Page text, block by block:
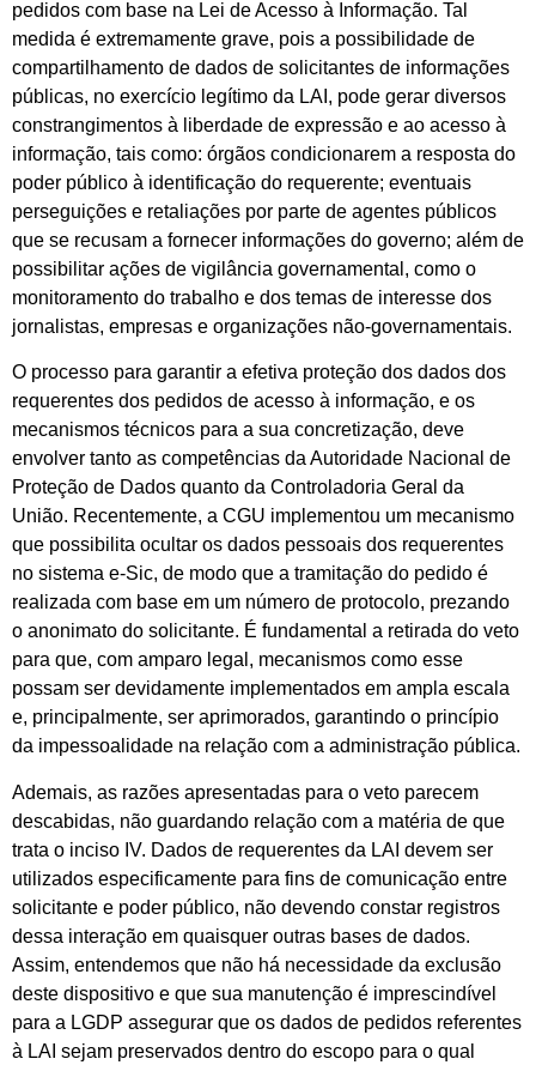
pedidos com base na Lei de Acesso à Informação. Tal
medida é extremamente grave, pois a possibilidade de
compartilhamento de dados de solicitantes de informações
públicas, no exercício legítimo da LAI, pode gerar diversos
constrangimentos à liberdade de expressão e ao acesso à
informação, tais como: órgãos condicionarem a resposta do
poder público à identificação do requerente; eventuais
perseguições e retaliações por parte de agentes públicos
que se recusam a fornecer informações do governo; além de
possibilitar ações de vigilância governamental, como o
monitoramento do trabalho e dos temas de interesse dos
jornalistas, empresas e organizações não-governamentais.
O processo para garantir a efetiva proteção dos dados dos
requerentes dos pedidos de acesso à informação, e os
mecanismos técnicos para a sua concretização, deve
envolver tanto as competências da Autoridade Nacional de
Proteção de Dados quanto da Controladoria Geral da
União. Recentemente, a CGU implementou um mecanismo
que possibilita ocultar os dados pessoais dos requerentes
no sistema e-Sic, de modo que a tramitação do pedido é
realizada com base em um número de protocolo, prezando
o anonimato do solicitante. É fundamental a retirada do veto
para que, com amparo legal, mecanismos como esse
possam ser devidamente implementados em ampla escala
e, principalmente, ser aprimorados, garantindo o princípio
da impessoalidade na relação com a administração pública.
Ademais, as razões apresentadas para o veto parecem
descabidas, não guardando relação com a matéria de que
trata o inciso IV. Dados de requerentes da LAI devem ser
utilizados especificamente para fins de comunicação entre
solicitante e poder público, não devendo constar registros
dessa interação em quaisquer outras bases de dados.
Assim, entendemos que não há necessidade da exclusão
deste dispositivo e que sua manutenção é imprescindível
para a LGDP assegurar que os dados de pedidos referentes
à LAI sejam preservados dentro do escopo para o qual